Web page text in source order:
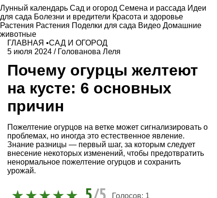
Лунный календарь Сад и огород Семена и рассада Идеи
для сада Болезни и вредители Красота и здоровье
Растения Растения Поделки для сада Видео Домашние
животные
ГЛАВНАЯ •САД И ОГОРОД
5 июля 2024 / Голованова Леля
Почему огурцы желтеют
на кусте: 6 основных
причин
Пожелтение огурцов на ветке может сигнализировать о
проблемах, но иногда это естественное явление.
Знание разницы — первый шаг, за которым следует
внесение некоторых изменений, чтобы предотвратить
ненормальное пожелтение огурцов и сохранить
урожай.
Голосов: 1